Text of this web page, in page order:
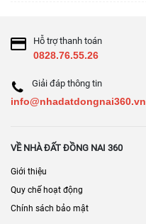
Hỗ trợ thanh toán
0828.76.55.26
Giải đáp thông tin
info@nhadatdongnai360.vn
VỀ NHÀ ĐẤT ĐỒNG NAI 360
Giới thiệu
Quy chế hoạt động
Chính sách bảo mật